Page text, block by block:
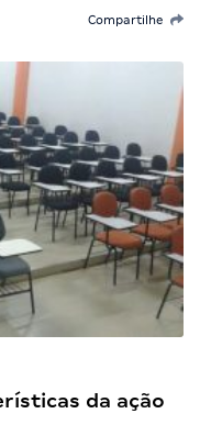
Compartilhe
da ação